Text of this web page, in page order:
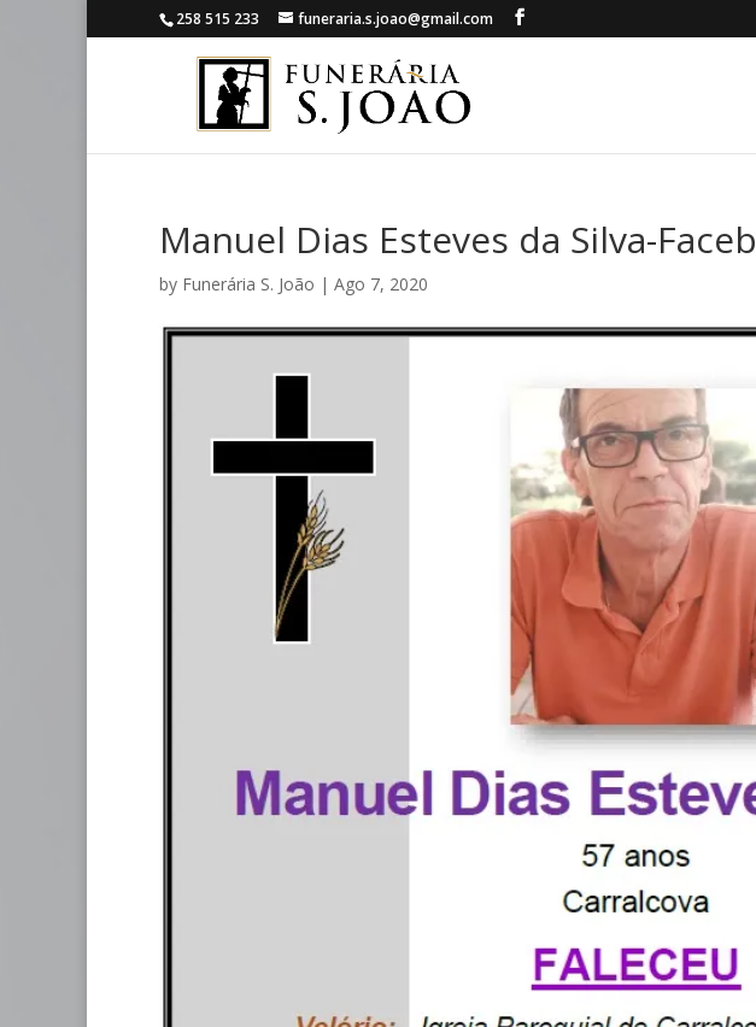
258 515 233 funeraria.s.joao@gmail.com
Manuel Dias Esteves da Silva-Faceb
by Funerária S. João | Ago 7, 2020